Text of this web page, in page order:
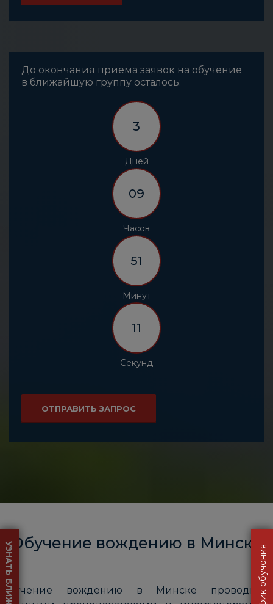
До окончания приема заявок на обучение
в ближайшую группу осталось:
3
Дней
09
Часов
51
Минут
09
Секунд
ОТПРАВИТЬ ЗАПРОС
Обучение вождению в Минске
Обучение вождению в Минске проводится
График обучения